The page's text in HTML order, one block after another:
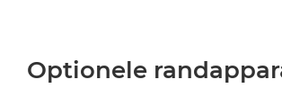
Optionele